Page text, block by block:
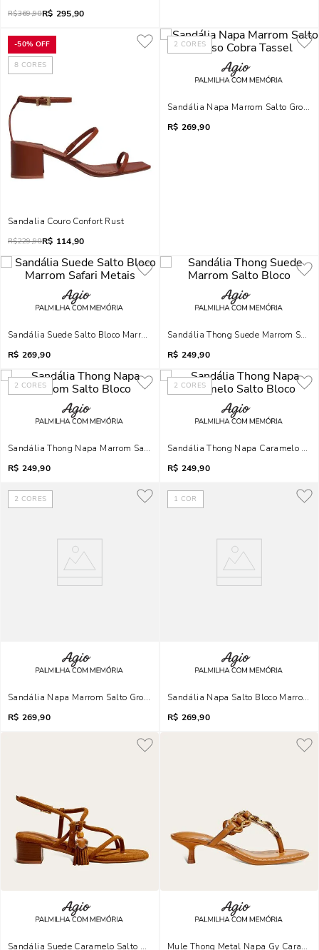
R$369,90R$ 295,90
-50% OFF
8 CORES
Sandalia Couro Confort Rust
R$229,90R$ 114,90
2 CORES
Sandália Napa Marrom Salto
R$ 269,90
Sandália Suede Salto Bloco Marrom Safari Metais
R$ 269,90
Sandália Thong Suede Marrom Salto
R$ 249,90
2 CORES
Sandália Thong Napa Marrom Salto Bloco
R$ 249,90
2 CORES
Sandália Thong Napa Caramelo
R$ 249,90
2 CORES
Sandália Napa Marrom Salto Grosso Tassel
R$ 269,90
1 COR
Sandália Napa Salto Bloco Marrom
R$ 269,90
Sandália Suede Caramelo Salto Grosso TasselMule Thong Metal Napa Gy